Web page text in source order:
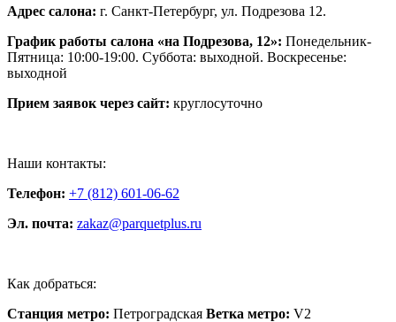
Адрес салона: г. Санкт-Петербург, ул. Подрезова 12.
График работы салона «на Подрезова, 12»: Понедельник-
Пятница: 10:00-19:00. Суббота: выходной. Воскресенье:
выходной
Прием заявок через сайт: круглосуточно
Наши контакты:
Телефон: +7 (812) 601-06-62
Эл. почта: zakaz@parquetplus.ru
Как добраться:
Станция метро: Петроградская Ветка метро: V2